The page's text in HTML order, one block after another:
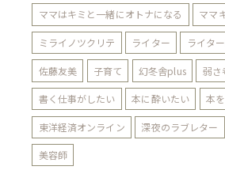
ママはキミと一緒にオトナになる ママ
ミライノツクリテ ライター ライタ
佐藤友美 子育て 幻冬舎plus 弱さ
書く仕事がしたい 本に酔いたい 本
東洋経済オンライン 深夜のラブレター
美容師